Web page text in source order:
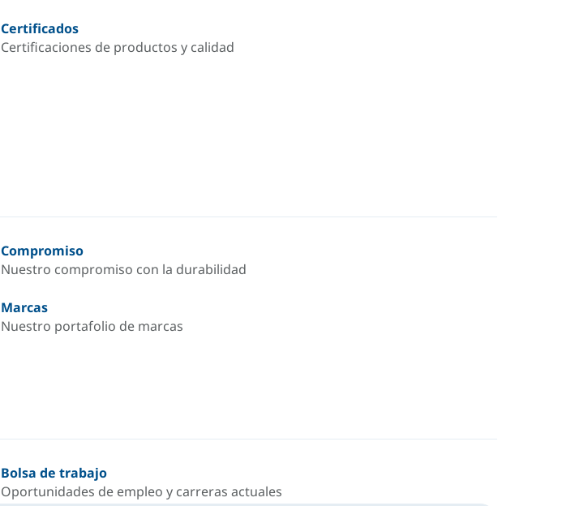
Certificados
Certificaciones de productos y calidad
Compromiso
Nuestro compromiso con la durabilidad
Marcas
Nuestro portafolio de marcas
Bolsa de trabajo
Oportunidades de empleo y carreras actuales